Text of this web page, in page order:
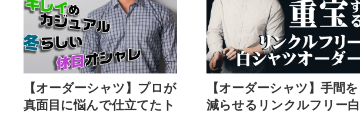
【オーダーシャツ】プロが
真面目に悩んで仕立てたト
【オーダーシャツ】手間を
減らせるリンクルフリー白